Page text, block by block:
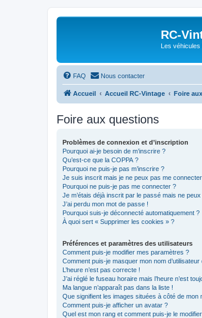
RC-
Les véhicules
FAQ Nous contacter
Accueil Accueil RC-Vintage Foire
Foire aux questions
Problèmes de connexion et d’inscription
Pourquoi ai-je besoin de m’inscrire ?
Qu’est-ce que la COPPA ?
Pourquoi ne puis-je pas m’inscrire ?
Je suis inscrit mais je ne peux pas me
Pourquoi ne puis-je pas me connecter ?
Je m’étais déjà inscrit par le passé mais ne
J’ai perdu mon mot de passe !
Pourquoi suis-je déconnecté automatiquement ?
À quoi sert « Supprimer les cookies » ?
Préférences et paramètres des utilisateurs
Comment puis-je modifier mes paramètres ?
Comment puis-je masquer mon nom
L’heure n’est pas correcte !
J’ai réglé le fuseau horaire mais l’heure n’est
Ma langue n’apparaît pas dans la liste !
Que signifient les images situées à côté de mon
Comment puis-je afficher un avatar ?
Quel est mon rang et comment puis-je le